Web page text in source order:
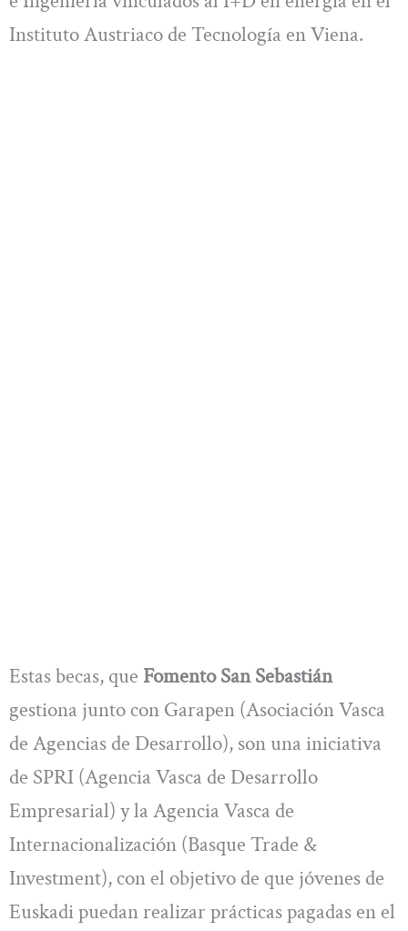
Instituto Austriaco de Tecnología en Viena.
Estas becas, que Fomento San Sebastián
gestiona junto con Garapen (Asociación Vasca
de Agencias de Desarrollo), son una iniciativa
de SPRI (Agencia Vasca de Desarrollo
Empresarial) y la Agencia Vasca de
Internacionalización (Basque Trade &
Investment), con el objetivo de que jóvenes de
Euskadi puedan realizar prácticas pagadas en el